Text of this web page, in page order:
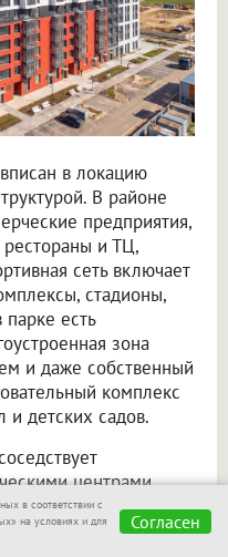
в локацию
В районе
предприятия,
и ТЦ,
сеть включает
стадионы,
есть
зона
и даже собственный
комплекс
детских садов.
центрами,
которые скорее
объекты, нежели
в соответствии с
на условиях и для
Согласен